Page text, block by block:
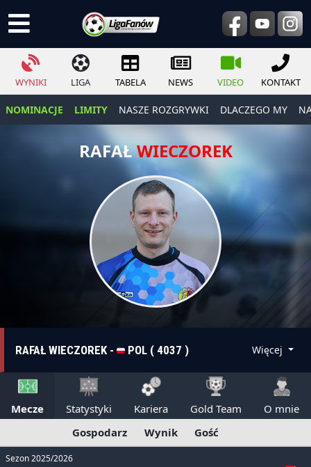
WYNIKI LIGA TABELA NEWS VIDEO KONTAKT
NOMINACJE LIMITY NASZE ROZGRYWKI DLACZEGO MY
RAFAŁWIECZOREK
RAFAŁ WIECZOREK - POL ( 4037 ) Więcej
Mecze Statystyki Kariera Gold Team
O mnie
Gospodarz
Wynik Gość
Sezon 2025/2026